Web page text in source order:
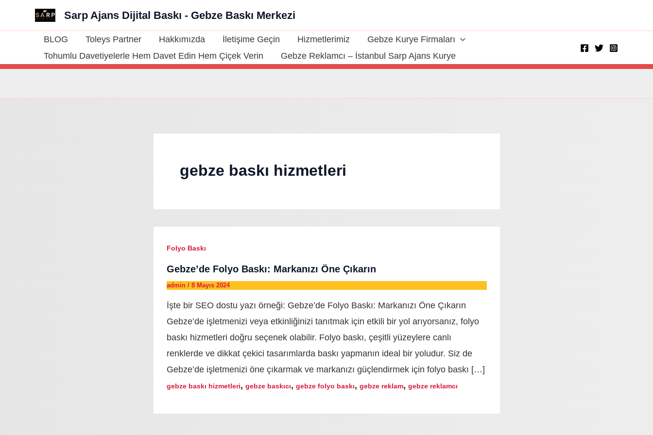
Sarp Ajans Dijital Baskı - Gebze Baskı Merkezi
BLOG Toleys Partner Hakkımızda İletişime Geçin Hizmetlerimiz
Gebze Kurye Firmaları
Tohumlu Davetiyelerle Hem Davet Edin Hem Çiçek Verin
Gebze Reklamcı – İstanbul Sarp Ajans Kurye
gebze baskı hizmetleri
Folyo Baskı
Gebze’de Folyo Baskı: Markanızı Öne Çıkarın
admin / 8 Mayıs 2024
İşte bir SEO dostu yazı örneği: Gebze’de Folyo Baskı: Markanızı Öne Çıkarın
Gebze’de işletmenizi veya etkinliğinizi tanıtmak için etkili bir yol arıyorsanız, folyo
baskı hizmetleri doğru seçenek olabilir. Folyo baskı, çeşitli yüzeylere canlı
renklerde ve dikkat çekici tasarımlarda baskı yapmanın ideal bir yoludur. Siz de
Gebze’de işletmenizi öne çıkarmak ve markanızı güçlendirmek için folyo baskı […]
gebze baskı hizmetleri, gebze baskıcı, gebze folyo baskı, gebze reklam, gebze reklamcı